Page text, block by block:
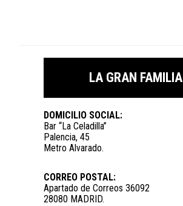
LA GRAN FAMILIA
DOMICILIO SOCIAL:
Bar “La Celadilla”
Palencia, 45
Metro Alvarado.
CORREO POSTAL:
Apartado de Correos 36092
28080 MADRID.